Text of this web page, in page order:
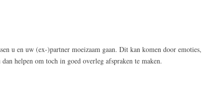
u en uw (ex-)partner moeizaam gaan. Dit kan komen door emoties,
helpen om toch in goed overleg afspraken te maken.